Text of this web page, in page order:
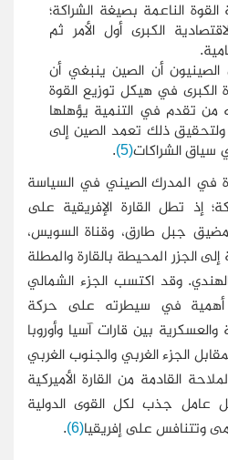
الناعمة بصيغة الشراكة؛
الكبرى أول الأمر ثم
الصينيون أن الصين ينبغي أن
الكبرى في هيكل توزيع القوة
من تقدم في التنمية يؤهلها
ولتحقيق ذلك تعمد الصين إلى
سياق الشراكات(5)
.
في المدرك الصيني في السياسة
إذ تطل القارة الإفريقية على
جبل طارق، وقناة السويس،
إلى الجزر المحيطة بالقارة والمطلة
وقد اكتسب الجزء الشمالي
أهمية في سيطرته على حركة
والعسكرية بين قارات آسيا وأوروبا
الجزء الغربي والجنوب الغربي
القادمة من القارة الأميركية
عامل جذب لكل القوى الدولية
وتتنافس على إفريقيا(6)
.